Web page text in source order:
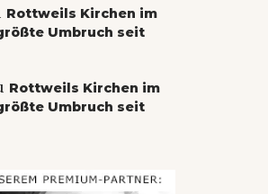
Rottweils Kirchen im
Umbruch seit
Rottweils Kirchen im
Umbruch seit